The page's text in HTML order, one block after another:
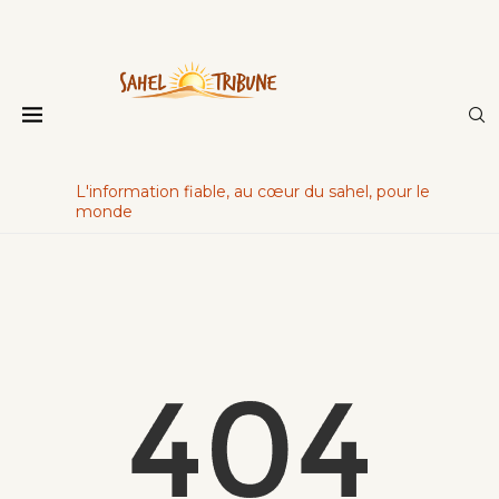
L'information fiable, au cœur du sahel, pour le
monde